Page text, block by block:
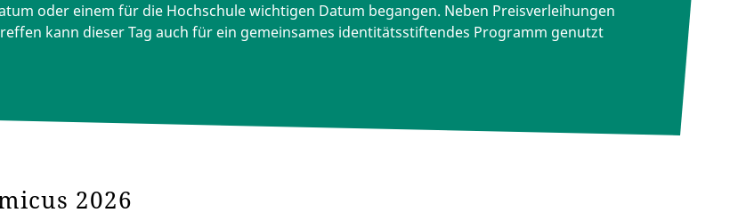
oder einem für die Hochschule wichtigen Datum begangen. Neben Preisverleihungen
kann dieser Tag auch für ein gemeinsames identitätsstiftendes Programm genutzt
2026